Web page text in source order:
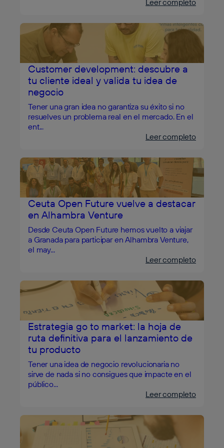
Leer completo
Customer development: descubre a
tu cliente ideal y valida tu idea de
negocio
Tener una gran idea no garantiza su éxito si no
resuelves un problema real en el mercado. En el
ent...
Leer completo
Ceuta Open Future vuelve a destacar
en Alhambra Venture
Desde Ceuta Open Future hemos vuelto a viajar
a Granada para participar en Alhambra Venture,
el may...
Leer completo
Estrategia go to market: la hoja de
ruta definitiva para el lanzamiento de
tu producto
Tener una idea de negocio revolucionaria no
sirve de nada si no consigues que impacte en el
público...
Leer completo